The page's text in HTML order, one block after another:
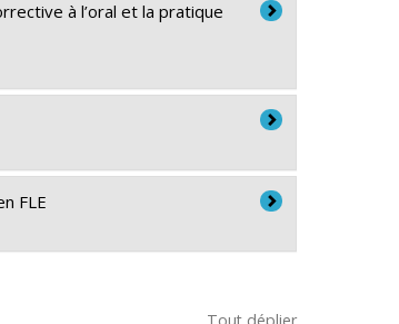
à l’oral et la pratique
FLE
Tout déplier